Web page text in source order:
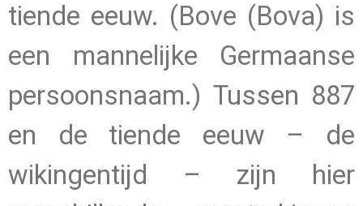
tiende eeuw. (Bove (Bova) is
een mannelijke Germaanse
persoonsnaam.) Tussen 887
en de tiende eeuw – de
wikingentijd – zijn hier